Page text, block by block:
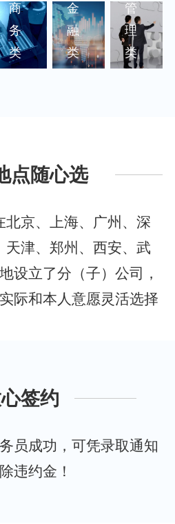
商
务
类
金
融
类
管
理
类
点随心选
北京、上海、广州、深
天津、郑州、西安、武
等地设立了分（子）公司，
际和本人意愿灵活选择
签约
员成功，可凭录取通知
违约金！